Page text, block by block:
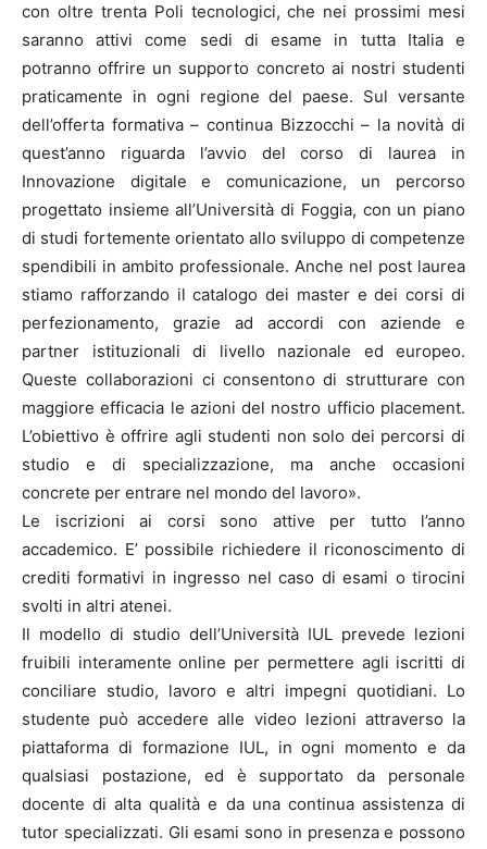
con oltre trenta Poli tecnologici, che nei prossimi mesi
saranno attivi come sedi di esame in tutta Italia e
potranno offrire un supporto concreto ai nostri studenti
praticamente in ogni regione del paese. Sul versante
dell’offerta formativa – continua Bizzocchi – la novità di
quest’anno riguarda l’avvio del corso di laurea in
Innovazione digitale e comunicazione, un percorso
progettato insieme all’Università di Foggia, con un piano
di studi fortemente orientato allo sviluppo di competenze
spendibili in ambito professionale. Anche nel post laurea
stiamo rafforzando il catalogo dei master e dei corsi di
perfezionamento, grazie ad accordi con aziende e
partner istituzionali di livello nazionale ed europeo.
Queste collaborazioni ci consentono di strutturare con
maggiore efficacia le azioni del nostro ufficio placement.
L’obiettivo è offrire agli studenti non solo dei percorsi di
studio e di specializzazione, ma anche occasioni
concrete per entrare nel mondo del lavoro».
Le iscrizioni ai corsi sono attive per tutto l’anno
accademico. E’ possibile richiedere il riconoscimento di
crediti formativi in ingresso nel caso di esami o tirocini
svolti in altri atenei.
Il modello di studio dell’Università IUL prevede lezioni
fruibili interamente online per permettere agli iscritti di
conciliare studio, lavoro e altri impegni quotidiani. Lo
studente può accedere alle video lezioni attraverso la
piattaforma di formazione IUL, in ogni momento e da
qualsiasi postazione, ed è supportato da personale
docente di alta qualità e da una continua assistenza di
tutor specializzati. Gli esami sono in presenza e possono